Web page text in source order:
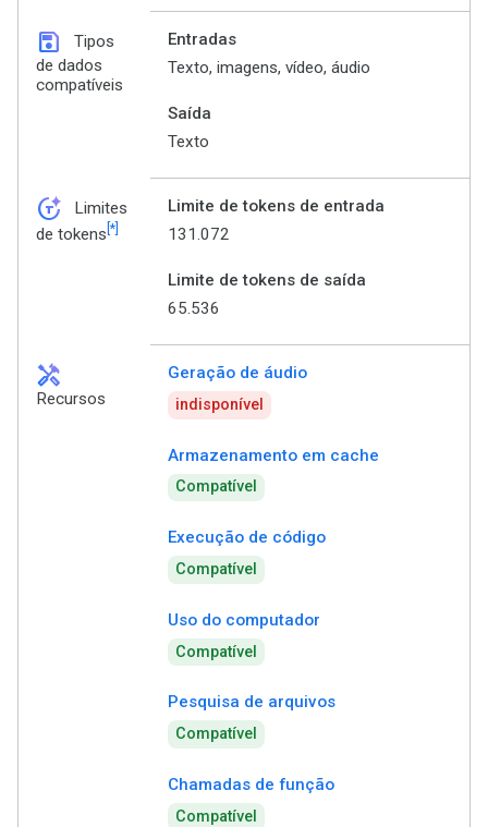
save
Tipos
de dados
compatíveis
Entradas
Texto, imagens, vídeo, áudio
Saída
Texto
token_auto
Limites
de tokens [*]
Limite de tokens de entrada
131.072
Limite de tokens de saída
65.536
handyman
Recursos
Geração de áudio
indisponível
Armazenamento em cache
Compatível
Execução de código
Compatível
Uso do computador
Compatível
Pesquisa de arquivos
Compatível
Chamadas de função
Compatível